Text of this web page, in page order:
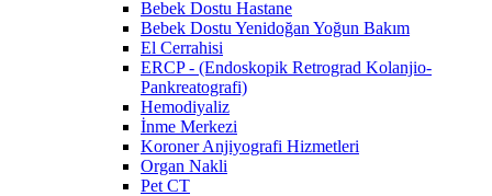
Bebek Dostu Hastane
Bebek Dostu Yenidoğan Yoğun Bakım
El Cerrahisi
ERCP - (Endoskopik Retrograd Kolanjio-
Pankreatografi)
Hemodiyaliz
İnme Merkezi
Koroner Anjiyografi Hizmetleri
Organ Nakli
Pet CT